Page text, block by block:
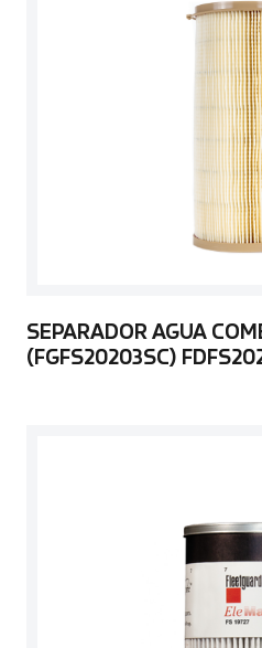
SEPARADOR AGUA
(FGFS20203SC)